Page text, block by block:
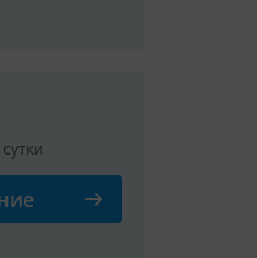
Смотреть все фото